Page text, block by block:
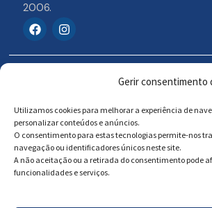
Gerir consentimento
Utilizamos cookies para melhorar a experiência de
personalizar conteúdos e anúncios.
O consentimento para estas tecnologias permite-nos
navegação ou identificadores únicos neste site.
A não aceitação ou a retirada do consentimento pode
funcionalidades e serviços.
2006.
F
a
e
I
n
t
a
m
Culturais, Lda
Powered byMegastock